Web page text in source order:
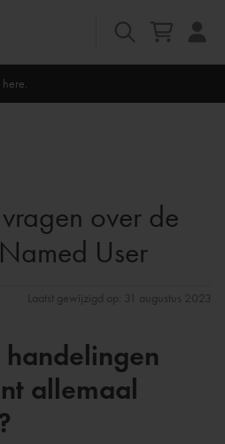
over de
User
Laatst gewijzigd op: 31 augustus 2023
allemaal